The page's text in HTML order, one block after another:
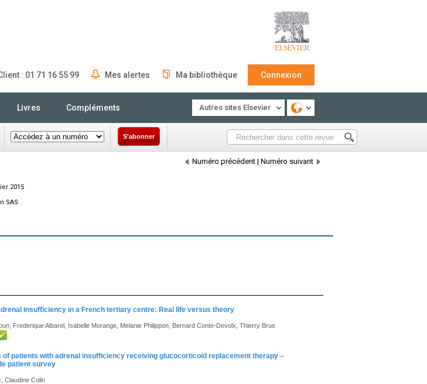
: 01 71 16 55 99 Mes alertes Ma bibliothèque Connexion
Livres Compléments Autres sites Elsevier
S'abonner
Numéro précédent | Numéro suivant
2015
SAS
insufficiency in a French tertiary centre: Real life versus theory
Frederique Albarel, Isabelle Morange, Melanie Philippon, Bernard Conte-Devolx, Thierry Brue
patients with adrenal insufficiency receiving glucocorticoid replacement therapy –
patient survey
Claudine Colin